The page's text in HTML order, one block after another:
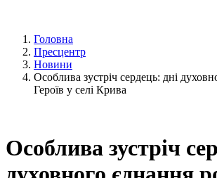
Головна
Пресцентр
Новини
Особлива зустріч сердець: дні
Героїв у селі Крива
Особлива зустріч